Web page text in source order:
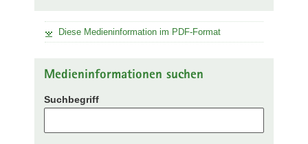
Diese Medieninformation im PDF-Format
Medieninformationen suchen
Suchbegriff